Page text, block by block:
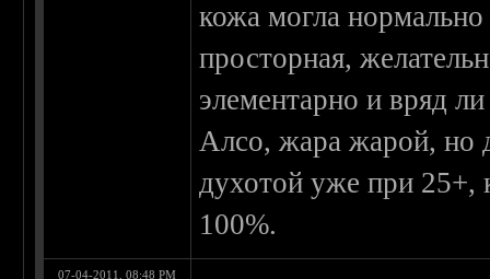
кожа могла
просторная,
элементарно и вряд
Алсо, жара жарой, но
духотой уже при 25+,
100%.
07-04-2011, 08:48 PM